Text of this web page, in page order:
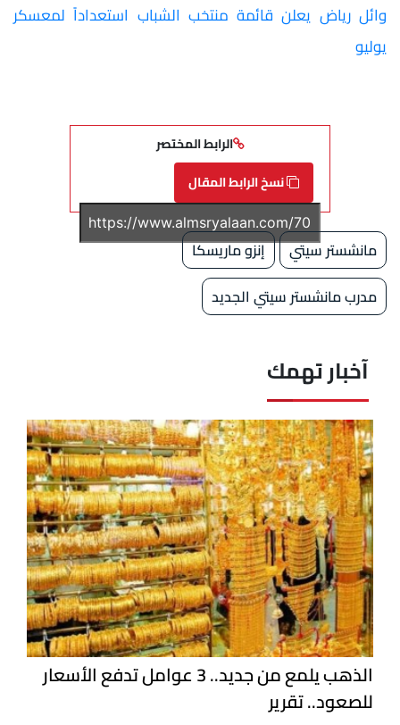
وائل رياض يعلن قائمة منتخب الشباب استعداداً لمعسكر
يوليو
الرابط المختصر
نسخ الرابط المقال
مانشستر سيتي
إنزو ماريسكا
مدرب مانشستر سيتي الجديد
آخبار تهمك
الذهب يلمع من جديد.. 3 عوامل تدفع الأسعار
للصعود.. تقرير